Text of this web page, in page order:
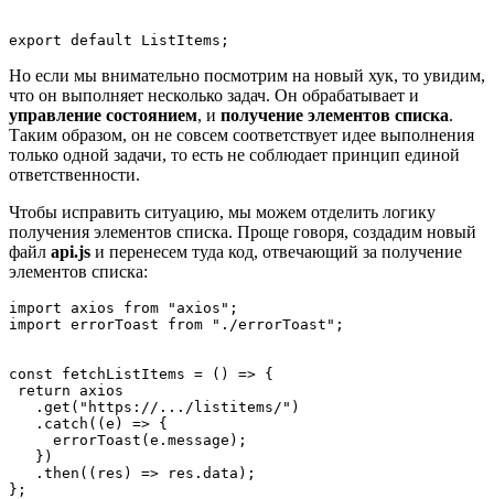
export default ListItems;
Но если мы внимательно посмотрим на новый хук, то увидим,
что он выполняет несколько задач. Он обрабатывает и
управление состоянием, и получение элементов списка.
Таким образом, он не совсем соответствует идее выполнения
только одной задачи, то есть не соблюдает принцип единой
ответственности.
Чтобы исправить ситуацию, мы можем отделить логику
получения элементов списка. Проще говоря, создадим новый
файл api.js и перенесем туда код, отвечающий за получение
элементов списка:
import axios from "axios";
import errorToast from "./errorToast";
const fetchListItems = () => {
return axios
   .get("https://.../listitems/")
   .catch((e) => {
     errorToast(e.message);
   })
   .then((res) => res.data);
};